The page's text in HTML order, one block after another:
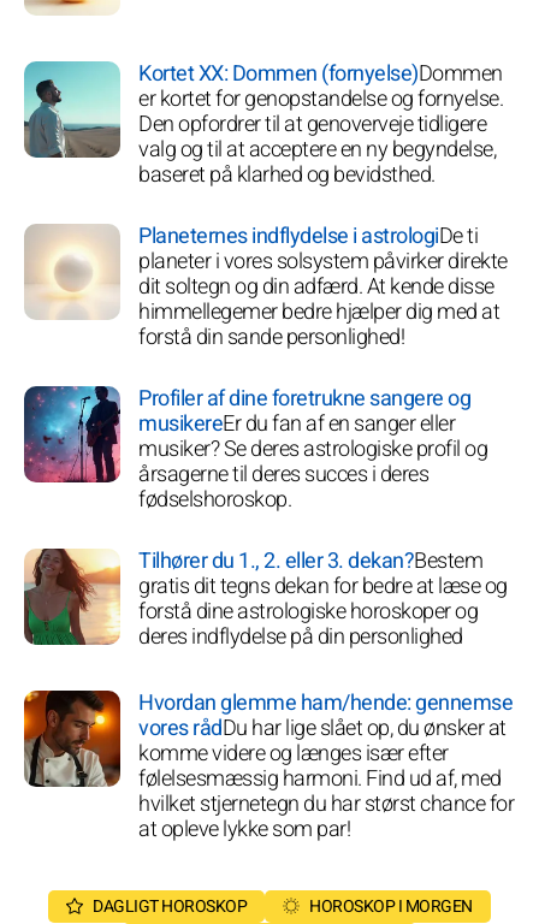
Kortet XX: Dommen (fornyelse)Dommen
er kortet for genopstandelse og fornyelse.
Den opfordrer til at genoverveje tidligere
valg og til at acceptere en ny begyndelse,
baseret på klarhed og bevidsthed.
Planeternes indflydelse i astrologiDe ti
planeter i vores solsystem påvirker direkte
dit soltegn og din adfærd. At kende disse
himmellegemer bedre hjælper dig med at
forstå din sande personlighed!
Profiler af dine foretrukne sangere og
musikereEr du fan af en sanger eller
musiker? Se deres astrologiske profil og
årsagerne til deres succes i deres
fødselshoroskop.
Tilhører du 1., 2. eller 3. dekan?Bestem
gratis dit tegns dekan for bedre at læse og
forstå dine astrologiske horoskoper og
deres indflydelse på din personlighed
Hvordan glemme ham/hende: gennemse
vores rådDu har lige slået op, du ønsker at
komme videre og længes især efter
følelsesmæssig harmoni. Find ud af, med
hvilket stjernetegn du har størst chance for
at opleve lykke som par!
DAGLIGT HOROSKOP
HOROSKOP I MORGEN